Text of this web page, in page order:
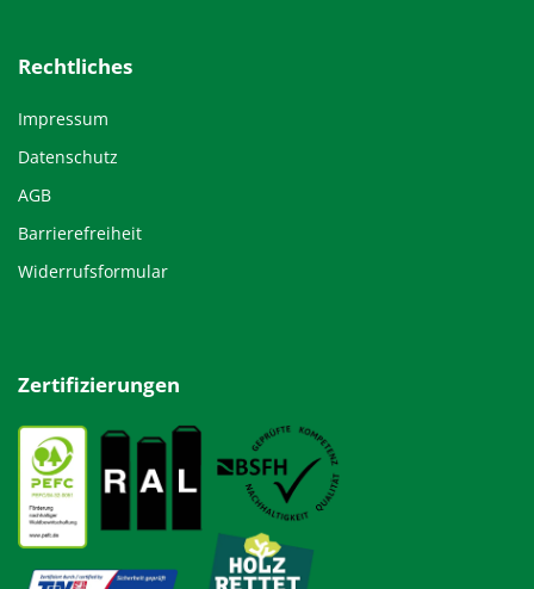
Rechtliches
Impressum
Datenschutz
AGB
Barrierefreiheit
Widerrufsformular
Zertifizierungen